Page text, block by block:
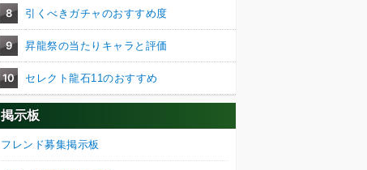
8 引くべきガチャのおすすめ度
9 昇龍祭の当たりキャラと評価
10 セレクト龍石11のおすすめ
掲示板
フレンド募集掲示板